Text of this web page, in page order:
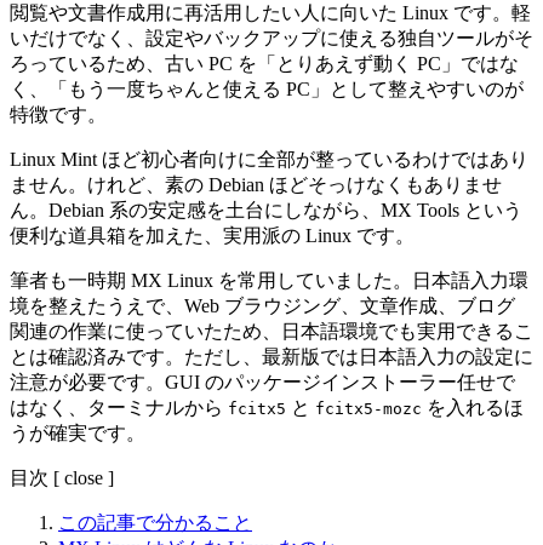
閲覧や文書作成用に再活用したい人に向いた Linux です。軽
いだけでなく、設定やバックアップに使える独自ツールがそ
ろっているため、古い PC を「とりあえず動く PC」ではな
く、「もう一度ちゃんと使える PC」として整えやすいのが
特徴です。
Linux Mint ほど初心者向けに全部が整っているわけではあり
ません。けれど、素の Debian ほどそっけなくもありませ
ん。Debian 系の安定感を土台にしながら、MX Tools という
便利な道具箱を加えた、実用派の Linux です。
筆者も一時期 MX Linux を常用していました。日本語入力環
境を整えたうえで、Web ブラウジング、文章作成、ブログ
関連の作業に使っていたため、日本語環境でも実用できるこ
とは確認済みです。ただし、最新版では日本語入力の設定に
注意が必要です。GUI のパッケージインストーラー任せで
はなく、ターミナルから fcitx5 と fcitx5-mozc を入れるほ
うが確実です。
目次 [ close ]
この記事で分かること